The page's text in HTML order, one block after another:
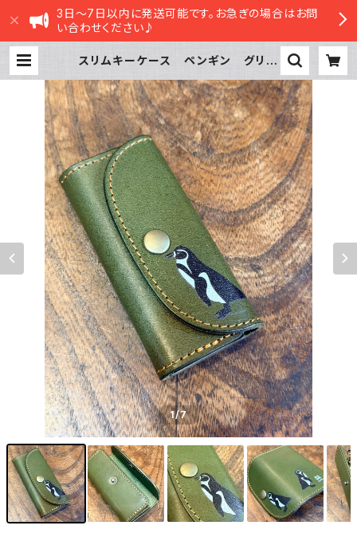
3日～7日以内に発送可能です。お急ぎの場合はお問
い合わせください♪
スリムキーケース ペンギン グリー
ー mitto | sasatte STORE|ささ
ってストア
1/7